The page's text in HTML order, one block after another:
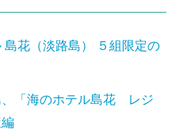
島花（淡路島） ５組限定の
、「海のホテル島花 レジ